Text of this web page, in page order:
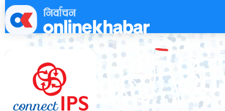
Skip
to
content